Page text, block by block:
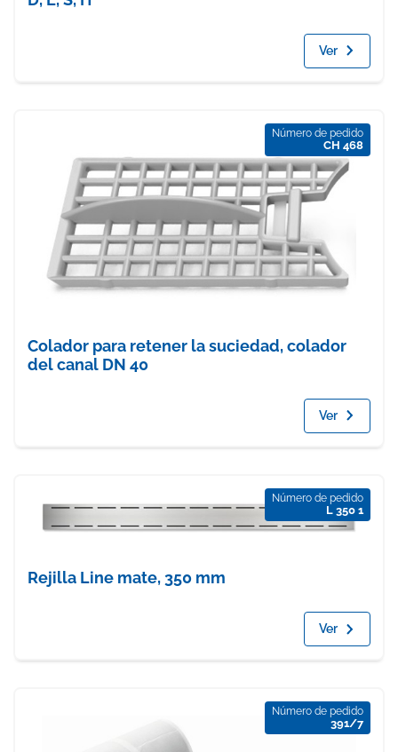
Ver
Número de pedido
CH 468
Colador para retener la suciedad, colador
del canal DN 40
Ver
Número de pedido
L 350 1
Rejilla Line mate, 350 mm
Ver
Número de pedido
391/7